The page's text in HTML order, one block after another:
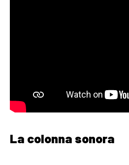
La colonna sonora